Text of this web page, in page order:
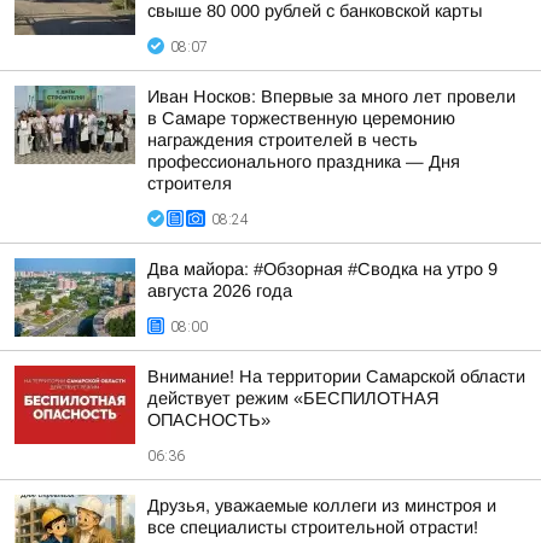
свыше 80 000 рублей с банковской карты
08:07
Иван Носков: Впервые за много лет провели
в Самаре торжественную церемонию
награждения строителей в честь
профессионального праздника — Дня
строителя
08:24
Два майора: #Обзорная #Сводка на утро 9
августа 2026 года
08:00
Внимание! На территории Самарской области
действует режим «БЕСПИЛОТНАЯ
ОПАСНОСТЬ»
06:36
Друзья, уважаемые коллеги из минстроя и
все специалисты строительной отрасти!